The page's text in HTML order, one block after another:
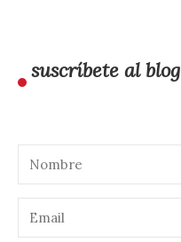
suscríbete al blog